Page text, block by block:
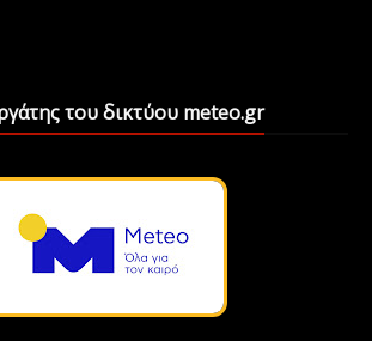
του δικτύου meteo.gr